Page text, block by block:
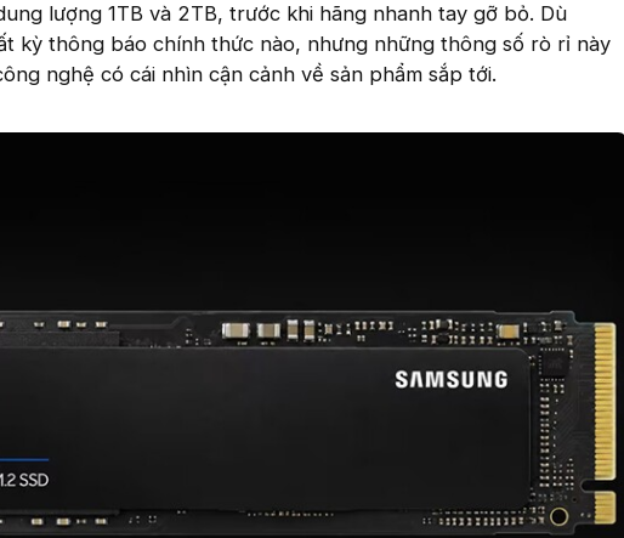
lượng 1TB và 2TB, trước khi hãng nhanh tay gỡ bỏ. Dù
kỳ thông báo chính thức nào, nhưng những thông số rò rỉ này
nghệ có cái nhìn cận cảnh về sản phẩm sắp tới.